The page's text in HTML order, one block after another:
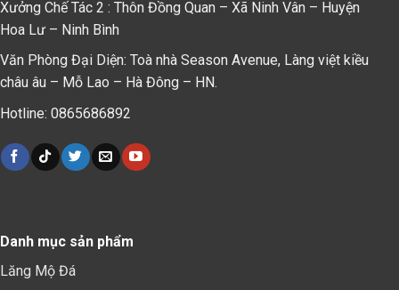
Xưởng Chế Tác 2 : Thôn Đồng Quan – Xã Ninh Vân – Huyện
Hoa Lư – Ninh Bình
Văn Phòng Đại Diện: Toà nhà Season Avenue, Làng việt kiều
châu âu – Mỗ Lao – Hà Đông – HN.
Hotline: 0865686892
Danh mục sản phẩm
Lăng Mộ Đá